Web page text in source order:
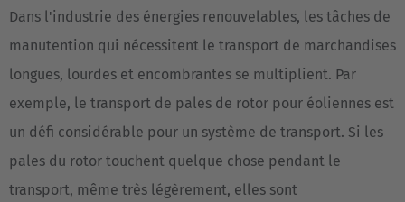
Dans l'industrie des énergies renouvelables, les tâches de
manutention qui nécessitent le transport de marchandises
longues, lourdes et encombrantes se multiplient. Par
exemple, le transport de pales de rotor pour éoliennes est
un défi considérable pour un système de transport. Si les
pales du rotor touchent quelque chose pendant le
transport, même très légèrement, elles sont